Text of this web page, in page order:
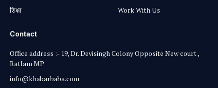
शिक्षा
Work With Us
Contact
Office address :- 19, Dr. Devisingh Colony Opposite New court ,
Ratlam MP
info@khabarbaba.com